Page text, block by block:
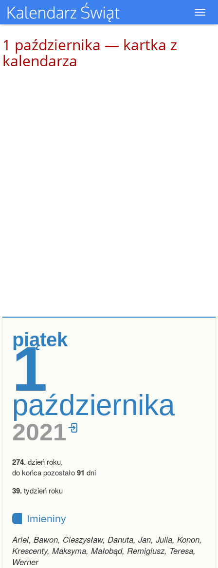
1 października — kartka z
kalendarza
piątek
1
października
2021
274.dzień roku,
do końca pozostało91 dni
39.tydzień roku
Imieniny
Ariel, Bawon, Cieszysław, Danuta, Jan, Julia, Konon,
Krescenty, Maksyma, Małobąd, Remigiusz, Teresa,
Werner